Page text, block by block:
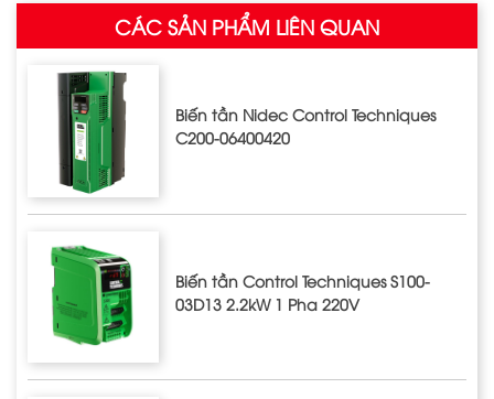
CÁC SẢN PHẨM LIÊN QUAN
Biến tần Nidec Control Techniques
C200-06400420
Biến tần Control Techniques S100-
03D13 2.2kW 1 Pha 220V